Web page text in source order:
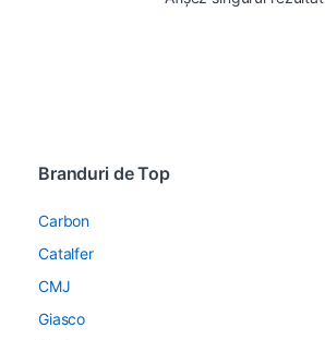
Branduri de Top
Carbon
Catalfer
CMJ
Giasco